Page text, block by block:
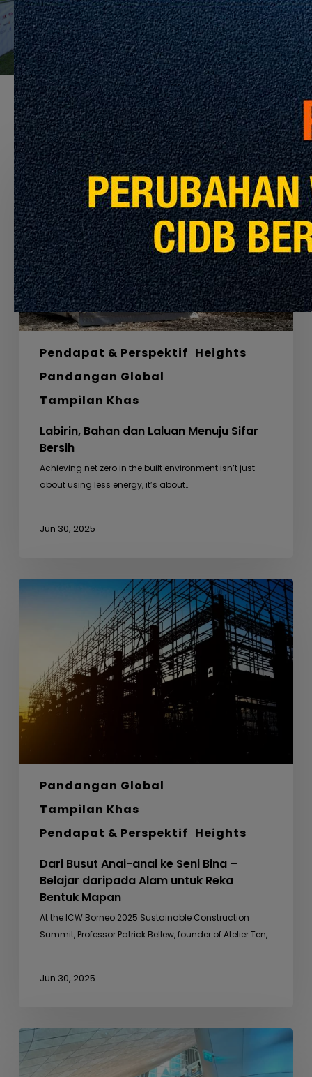
Recommended For You
Pendapat & Perspektif Heights
Pandangan Global
Tampilan Khas
Labirin,
Bahan
dan
Laluan
Menuju
Sifar
Bersih
Labirin, Bahan dan Laluan Menuju Sifar
Bersih
Achieving net zero in the built environment isn’t just
about using less energy, it’s about…
Jun 30, 2025
Pandangan Global
Tampilan Khas
Pendapat & Perspektif Heights
Dari
Bina
–
Belajar
daripada
Reka
Bentuk
Dari Busut Anai-anai ke Seni Bina –
Belajar daripada Alam untuk Reka
Bentuk Mapan
At the ICW Borneo 2025 Sustainable Construction
Summit, Professor Patrick Bellew, founder of Atelier Ten,…
Jun 30, 2025
Mesyuarat
Sampingan